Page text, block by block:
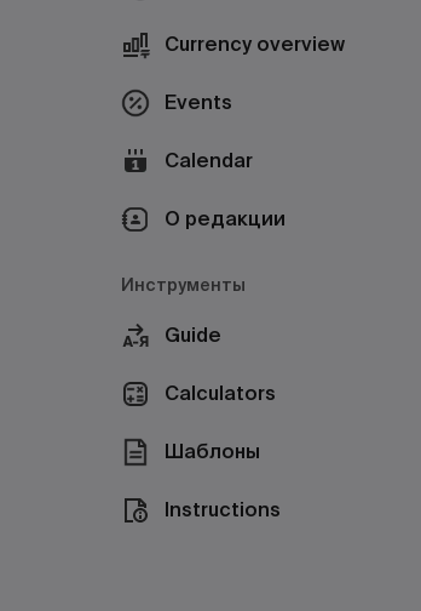
Currency overview
Events
Calendar
О редакции
Инструменты
Guide
Calculators
Шаблоны
Instructions